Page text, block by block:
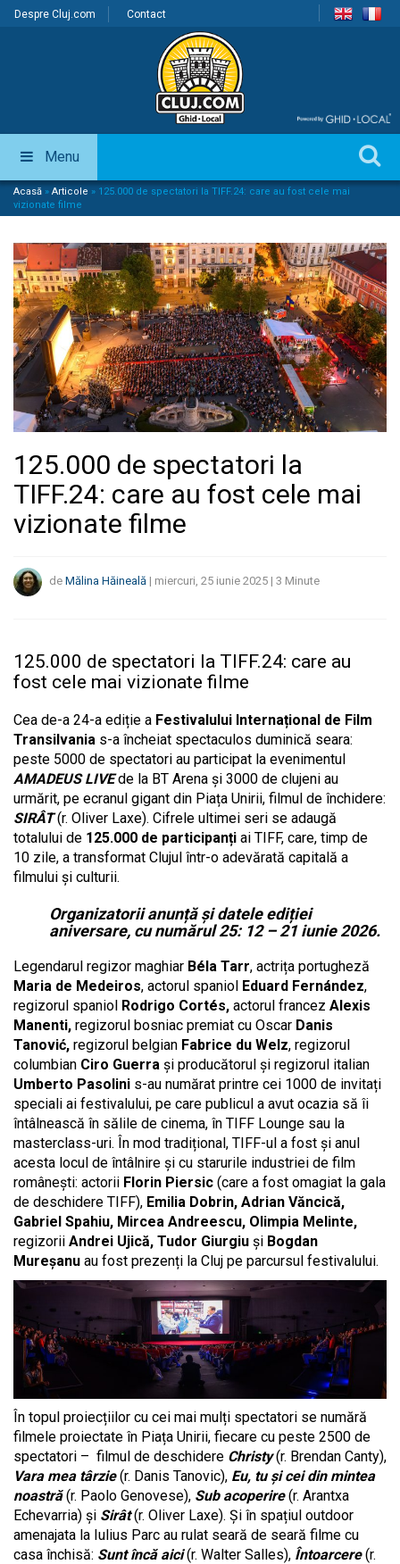
Despre Cluj.com Contact
Menu
Acasă » Articole » 125.000 de spectatori la TIFF.24: care au fost cele mai
vizionate filme
125.000 de spectatori la
TIFF.24: care au fost cele mai
vizionate filme
de Mălina Hăineală | miercuri, 25 iunie 2025 | 3 Minute
125.000 de spectatori la TIFF.24: care au
fost cele mai vizionate filme
Cea de-a 24-a ediție a Festivalului Internațional de Film
Transilvania s-a încheiat spectaculos duminică seara:
peste 5000 de spectatori au participat la evenimentul
AMADEUS LIVEde la BT Arena și 3000 de clujeni au
urmărit, pe ecranul gigant din Piața Unirii, filmul de închidere:
SIRÂT(r. Oliver Laxe). Cifrele ultimei seri se adaugă
totalului de 125.000 de participanți ai TIFF, care, timp de
10 zile, a transformat Clujul într-o adevărată capitală a
filmului și culturii.
Organizatorii anunță și datele ediției
aniversare, cu numărul 25: 12 – 21 iunie 2026.
Legendarul regizor maghiar Béla Tarr, actrița portugheză
Maria de Medeiros, actorul spaniol Eduard Fernández,
regizorul spaniol Rodrigo Cortés, actorul francez Alexis
Manenti, regizorul bosniac premiat cu Oscar Danis
Tanović, regizorul belgian Fabrice du Welz, regizorul
columbian Ciro Guerra și producătorul și regizorul italian
Umberto Pasolini s-au numărat printre cei 1000 de invitați
speciali ai festivalului, pe care publicul a avut ocazia să îi
întâlnească în sălile de cinema, în TIFF Lounge sau la
masterclass-uri. În mod tradițional, TIFF-ul a fost și anul
acesta locul de întâlnire și cu starurile industriei de film
românești: actorii Florin Piersic (care a fost omagiat la gala
de deschidere TIFF), Emilia Dobrin, Adrian Văncică,
Gabriel Spahiu, Mircea Andreescu, Olimpia Melinte,
regizorii Andrei Ujică, Tudor Giurgiu și Bogdan
Mureșanu au fost prezenți la Cluj pe parcursul festivalului.
În topul proiecțiilor cu cei mai mulți spectatori se numără
filmele proiectate în Piața Unirii, fiecare cu peste 2500 de
spectatori – filmul de deschidere Christy(r. Brendan Canty),
Vara mea târzie(r. Danis Tanovic), Eu, tu și cei din mintea
noastră(r. Paolo Genovese), Sub acoperire(r. Arantxa
Echevarria) și Sirât(r. Oliver Laxe). Și în spațiul outdoor
amenajata la Iulius Parc au rulat seară de seară filme cu
casa închisă: Sunt încă aici(r. Walter Salles), Întoarcere(r.